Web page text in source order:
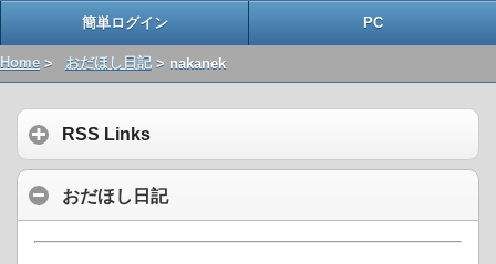
簡単ログイン PC
Home > おだほし日記> nakanek
RSS Links
おだほし日記